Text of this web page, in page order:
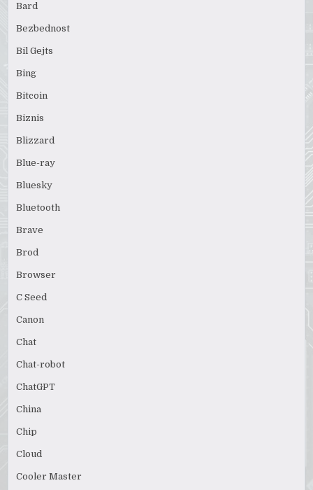
Bard
Bezbednost
Bil Gejts
Bing
Bitcoin
Biznis
Blizzard
Blue-ray
Bluesky
Bluetooth
Brave
Brod
Browser
C Seed
Canon
Chat
Chat-robot
ChatGPT
China
Chip
Cloud
Cooler Master